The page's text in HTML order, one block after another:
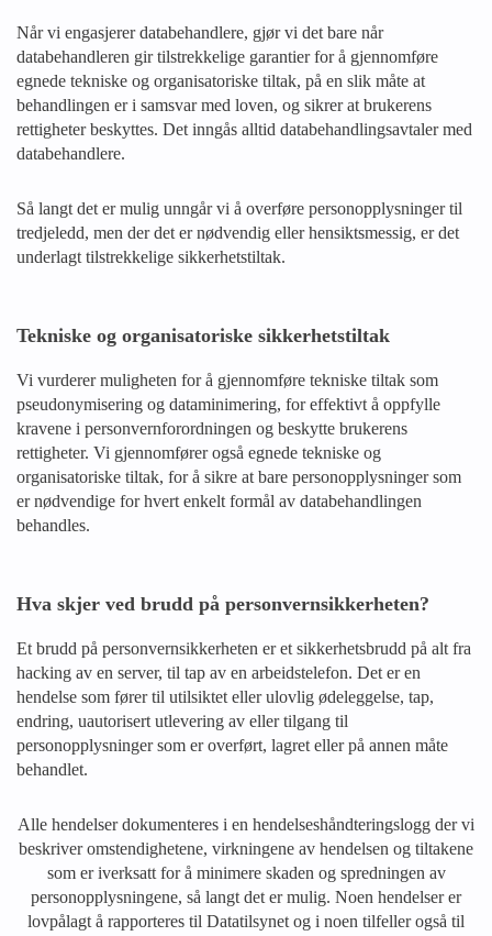
Når vi engasjerer databehandlere, gjør vi det bare når
databehandleren gir tilstrekkelige garantier for å gjennomføre
egnede tekniske og organisatoriske tiltak, på en slik måte at
behandlingen er i samsvar med loven, og sikrer at brukerens
rettigheter beskyttes. Det inngås alltid databehandlingsavtaler med
databehandlere.
Så langt det er mulig unngår vi å overføre personopplysninger til
tredjeledd, men der det er nødvendig eller hensiktsmessig, er det
underlagt tilstrekkelige sikkerhetstiltak.
Tekniske og organisatoriske sikkerhetstiltak
Vi vurderer muligheten for å gjennomføre tekniske tiltak som
pseudonymisering og dataminimering, for effektivt å oppfylle
kravene i personvernforordningen og beskytte brukerens
rettigheter. Vi gjennomfører også egnede tekniske og
organisatoriske tiltak, for å sikre at bare personopplysninger som
er nødvendige for hvert enkelt formål av databehandlingen
behandles.
Hva skjer ved brudd på personvernsikkerheten?
Et brudd på personvernsikkerheten er et sikkerhetsbrudd på alt fra
hacking av en server, til tap av en arbeidstelefon. Det er en
hendelse som fører til utilsiktet eller ulovlig ødeleggelse, tap,
endring, uautorisert utlevering av eller tilgang til
personopplysninger som er overført, lagret eller på annen måte
behandlet.
Alle hendelser dokumenteres i en hendelseshåndteringslogg der vi
beskriver omstendighetene, virkningene av hendelsen og tiltakene
som er iverksatt for å minimere skaden og spredningen av
personopplysningene, så langt det er mulig. Noen hendelser er
lovpålagt å rapporteres til Datatilsynet og i noen tilfeller også til